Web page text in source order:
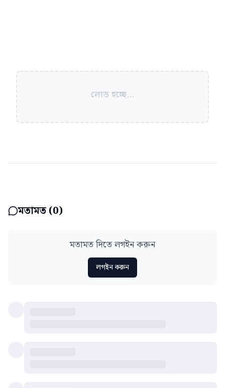
লোড হচ্ছে...
মতামত (0)
মতামত দিতে লগইন করুন
লগইন করুন